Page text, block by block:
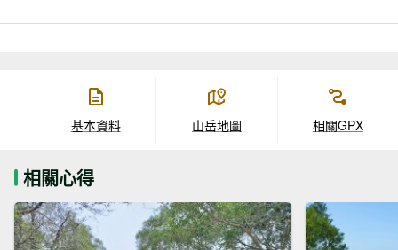
基本資料 山岳地圖 相關GPX
相關心得